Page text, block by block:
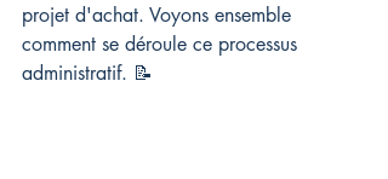
projet d'achat. Voyons ensemble
comment se déroule ce processus
administratif. 📝